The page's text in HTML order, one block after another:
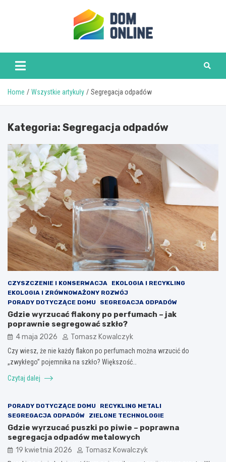
www.domonline.pl
Home Wszystkie artykuły Segregacja odpadów
Kategoria: Segregacja odpadów
CZYSZCZENIE I KONSERWACJA
EKOLOGIA I RECYKLING
EKOLOGIA I ZRÓWNOWAŻONY ROZWÓJ
PORADY DOTYCZĄCE DOMU
SEGREGACJA ODPADÓW
Gdzie wyrzucać flakony po perfumach – jak
poprawnie segregować szkło?
4 maja 2026 Tomasz Kowalczyk
Czy wiesz, że nie każdy flakon po perfumach można wrzucić do
„zwykłego” pojemnika na szkło? Większość…
Czytaj dalej
PORADY DOTYCZĄCE DOMU
RECYKLING METALI
SEGREGACJA ODPADÓW
ZIELONE TECHNOLOGIE
Gdzie wyrzucać puszki po piwie – poprawna
segregacja odpadów metalowych
19 kwietnia 2026 Tomasz Kowalczyk